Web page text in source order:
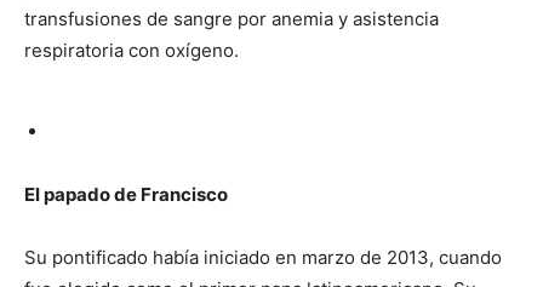
transfusiones de sangre por anemia y asistencia
respiratoria con oxígeno.
El papado de Francisco
Su pontificado había iniciado en marzo de 2013, cuando